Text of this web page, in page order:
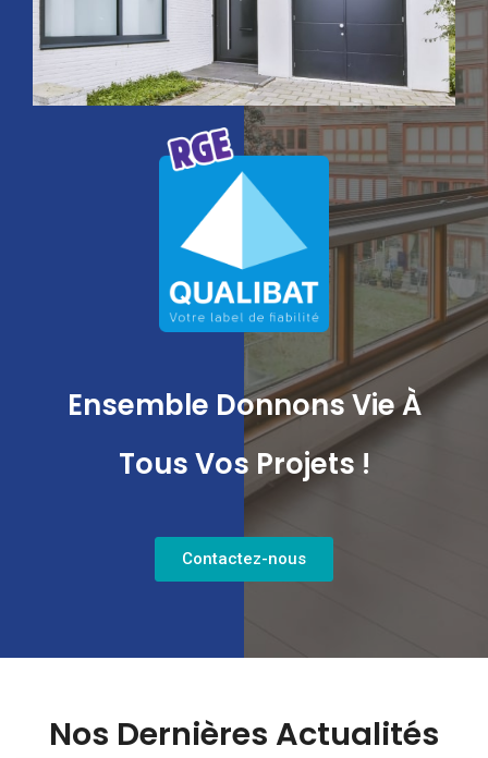
Ensemble Donnons Vie À
Tous Vos Projets !
Contactez-nous
Nos Dernières Actualités